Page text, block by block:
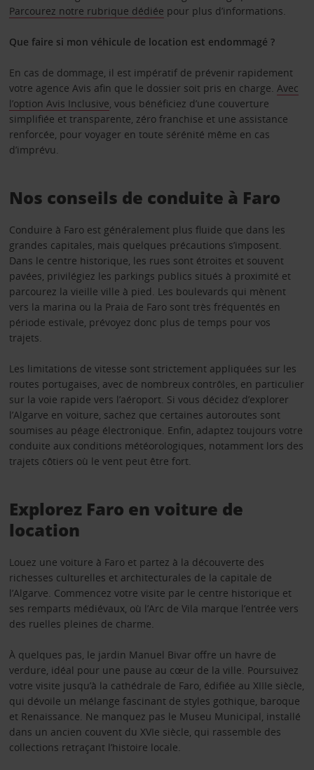
Parcourez notre rubrique dédiée pour plus d’informations.
Que faire si mon véhicule de location est endommagé ?
En cas de dommage, il est impératif de prévenir rapidement
votre agence Avis afin que le dossier soit pris en charge. Avec
l’option Avis Inclusive , vous bénéficiez d’une couverture
simplifiée et transparente, zéro franchise et une assistance
renforcée, pour voyager en toute sérénité même en cas
d’imprévu.
Nos conseils de conduite à Faro
Conduire à Faro est généralement plus fluide que dans les
grandes capitales, mais quelques précautions s’imposent.
Dans le centre historique, les rues sont étroites et souvent
pavées, privilégiez les parkings publics situés à proximité et
parcourez la vieille ville à pied. Les boulevards qui mènent
vers la marina ou la Praia de Faro sont très fréquentés en
période estivale, prévoyez donc plus de temps pour vos
trajets.
Les limitations de vitesse sont strictement appliquées sur les
routes portugaises, avec de nombreux contrôles, en particulier
sur la voie rapide vers l’aéroport. Si vous décidez d’explorer
l’Algarve en voiture, sachez que certaines autoroutes sont
soumises au péage électronique. Enfin, adaptez toujours votre
conduite aux conditions météorologiques, notamment lors des
trajets côtiers où le vent peut être fort.
Explorez Faro en voiture de
location
Louez une voiture à Faro et partez à la découverte des
richesses culturelles et architecturales de la capitale de
l’Algarve. Commencez votre visite par le centre historique et
ses remparts médiévaux, où l’Arc de Vila marque l’entrée vers
des ruelles pleines de charme.
À quelques pas, le jardin Manuel Bivar offre un havre de
verdure, idéal pour une pause au cœur de la ville. Poursuivez
votre visite jusqu’à la cathédrale de Faro, édifiée au XIIIe siècle,
qui dévoile un mélange fascinant de styles gothique, baroque
et Renaissance. Ne manquez pas le Museu Municipal, installé
dans un ancien couvent du XVIe siècle, qui rassemble des
collections retraçant l’histoire locale.